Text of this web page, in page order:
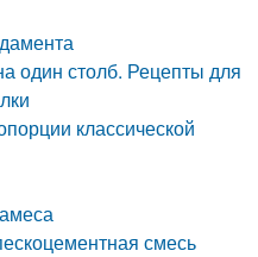
один столб. Рецепты для
классической
смесь